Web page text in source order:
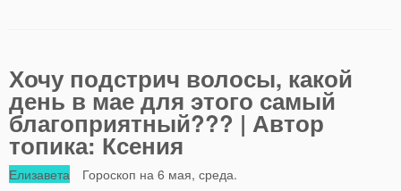
Хочу подстрич волосы, какой
день в мае для этого самый
благоприятный??? | Автор
топика: Ксения
Елизавета Гороскоп на 6 мая, среда.